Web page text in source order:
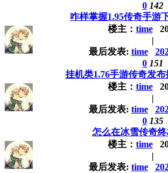
0 142
咋样掌握1.95传奇手游
楼主： time
|
最后发表: time
0 151
挂机类1.76手游传奇发
楼主： time
|
最后发表: time
0 135
怎么在冰雪传奇
楼主： time
|
最后发表: time